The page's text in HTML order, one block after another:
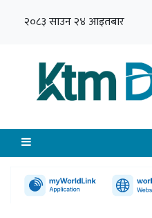
२०८३ साउन २४ आइतबार